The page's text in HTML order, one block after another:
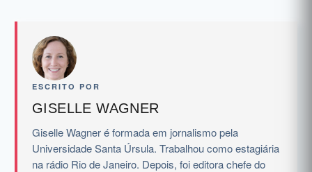
ESCRITO POR
GISELLE WAGNER
Giselle Wagner é formada em jornalismo pela
Universidade Santa Úrsula. Trabalhou como estagiária
na rádio Rio de Janeiro. Depois, foi editora chefe do